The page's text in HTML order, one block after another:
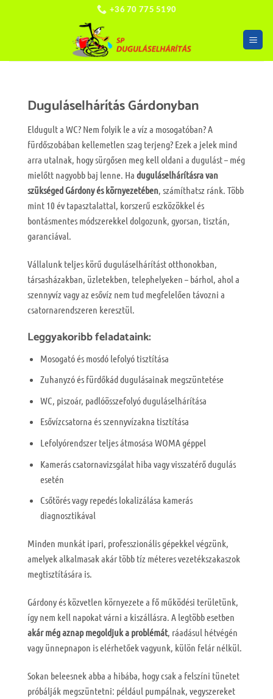
+36 70 775 5190
Duguláselhárítás Gárdonyban
Eldugult a WC? Nem folyik le a víz a mosogatóban? A
fürdőszobában kellemetlen szag terjeng? Ezek a jelek mind
arra utalnak, hogy sürgősen meg kell oldani a dugulást – még
mielőtt nagyobb baj lenne. Ha duguláselhárításra van
szükséged Gárdony és környezetében, számíthatsz ránk. Több
mint 10 év tapasztalattal, korszerű eszközökkel és
bontásmentes módszerekkel dolgozunk, gyorsan, tisztán,
garanciával.
Vállalunk teljes körű duguláselhárítást otthonokban,
társasházakban, üzletekben, telephelyeken – bárhol, ahol a
szennyvíz vagy az esővíz nem tud megfelelően távozni a
csatornarendszeren keresztül.
Leggyakoribb feladataink:
Mosogató és mosdó lefolyó tisztítása
Zuhanyzó és fürdőkád dugulásainak megszüntetése
WC, piszoár, padlóösszefolyó duguláselhárítása
Esővízcsatorna és szennyvízakna tisztítása
Lefolyórendszer teljes átmosása WOMA géppel
Kamerás csatornavizsgálat hiba vagy visszatérő dugulás
esetén
Csőtörés vagy repedés lokalizálása kamerás
diagnosztikával
Minden munkát ipari, professzionális gépekkel végzünk,
amelyek alkalmasak akár több tíz méteres vezetékszakaszok
megtisztítására is.
Gárdony és közvetlen környezete a fő működési területünk,
így nem kell napokat várni a kiszállásra. A legtöbb esetben
akár még aznap megoldjuk a problémát, ráadásul hétvégén
vagy ünnepnapon is elérhetőek vagyunk, külön felár nélkül.
Sokan beleesnek abba a hibába, hogy csak a felszíni tünetet
próbálják megszüntetni: például pumpálnak, vegyszereket